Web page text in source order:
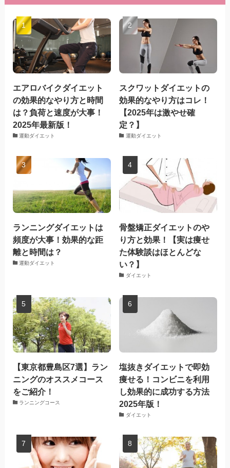
エアロバイクダイエット
の効果的なやり方と時間
は？負荷と速度が大事！
2025年最新版！
運動ダイエット
スクワットダイエットの
効果的なやり方はコレ！
【2025年は激やせ確
定？】
運動ダイエット
ランニングダイエットは
頻度が大事！効果的な距
離と時間は？
運動ダイエット
骨盤矯正ダイエットのや
り方と効果！【実は痩せ
た体験談はほとんどな
い？】
ダイエット
【東京都豊島区7選】ラン
ニングのオススメコース
をご紹介！
ランニングコース
塩抜きダイエットで即効
痩せる！コンビニを利用
し効果的に成功する方法
2025年版！
ダイエット